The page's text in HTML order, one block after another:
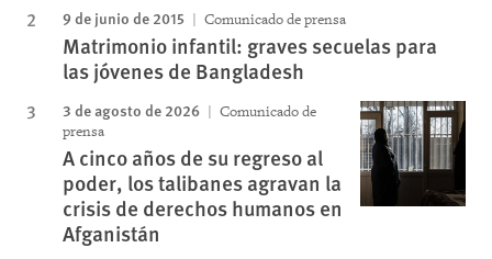
9 de junio de 2015 Comunicado de prensa
Matrimonio infantil: graves secuelas para
las jóvenes de Bangladesh
3 de agosto de 2026
Comunicado de
prensa
A cinco años de su regreso al
poder, los talibanes agravan la
crisis de derechos humanos en
Afganistán